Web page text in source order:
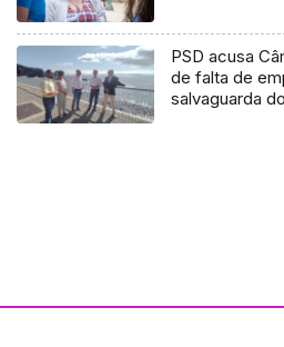
PSD acusa
de falta de
salvaguarda